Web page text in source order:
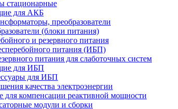
стационарные
для АКБ
преобразователи
(блоки питания)
и резервного питания
питания (ИБП)
питания для слаботочных систем
для ИБП
для ИБП
качества электроэнергии
для компенсации реактивной мощности
модули и сборки